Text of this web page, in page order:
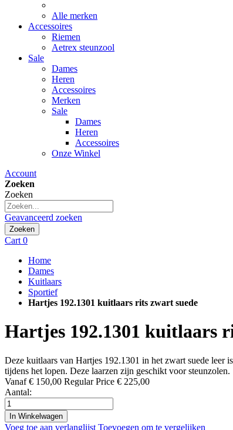
Alle merken
Accessoires
Riemen
Aetrex steunzool
Sale
Dames
Heren
Accessoires
Merken
Sale
Dames
Heren
Accessoires
Onze Winkel
Account
Zoeken
Zoeken
Geavanceerd zoeken
Zoeken
Cart 0
Home
Dames
Kuitlaars
Sportief
Hartjes 192.1301 kuitlaars rits zwart suede
Hartjes 192.1301 kuitlaars
Deze kuitlaars van Hartjes 192.1301 in het zwart suede leer
tijdens het lopen. Deze laarzen zijn geschikt voor steunzolen.
Vanaf€ 150,00 Regular Price € 225,00
Aantal:
In Winkelwagen
Voeg toe aan verlanglijst Toevoegen om te vergelijken